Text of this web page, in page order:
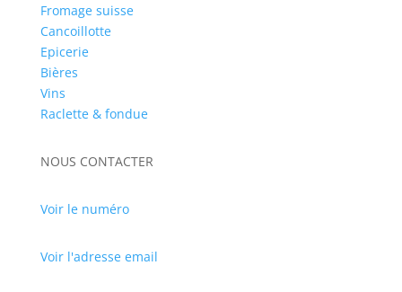
Fromage suisse
Cancoillotte
Epicerie
Bières
Vins
Raclette & fondue
NOUS CONTACTER
Voir le numéro
Voir l'adresse email